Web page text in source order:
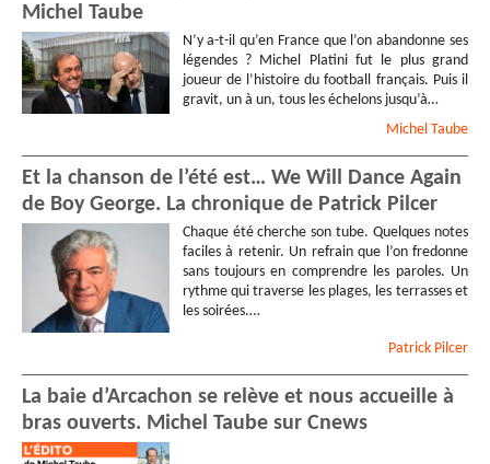
Michel Taube
N’y a-t-il qu’en France que l’on abandonne ses
légendes ? Michel Platini fut le plus grand
joueur de l’histoire du football français. Puis il
gravit, un à un, tous les échelons jusqu’à…
Michel Taube
Et la chanson de l’été est… We Will Dance Again
de Boy George. La chronique de Patrick Pilcer
Chaque été cherche son tube. Quelques notes
faciles à retenir. Un refrain que l’on fredonne
sans toujours en comprendre les paroles. Un
rythme qui traverse les plages, les terrasses et
les soirées.…
Patrick Pilcer
La baie d’Arcachon se relève et nous accueille à
bras ouverts. Michel Taube sur Cnews